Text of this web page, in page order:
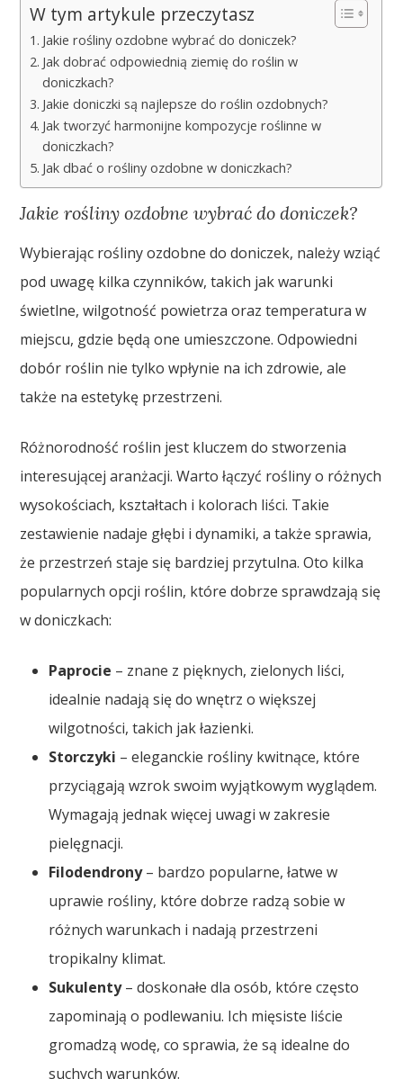
W tym artykule przeczytasz
Jakie rośliny ozdobne wybrać do doniczek?
Jak dobrać odpowiednią ziemię do roślin w
doniczkach?
Jakie doniczki są najlepsze do roślin ozdobnych?
Jak tworzyć harmonijne kompozycje roślinne w
doniczkach?
Jak dbać o rośliny ozdobne w doniczkach?
Jakie rośliny ozdobne wybrać do doniczek?
Wybierając rośliny ozdobne do doniczek, należy wziąć
pod uwagę kilka czynników, takich jak warunki
świetlne, wilgotność powietrza oraz temperatura w
miejscu, gdzie będą one umieszczone. Odpowiedni
dobór roślin nie tylko wpłynie na ich zdrowie, ale
także na estetykę przestrzeni.
Różnorodność roślin jest kluczem do stworzenia
interesującej aranżacji. Warto łączyć rośliny o różnych
wysokościach, kształtach i kolorach liści. Takie
zestawienie nadaje głębi i dynamiki, a także sprawia,
że przestrzeń staje się bardziej przytulna. Oto kilka
popularnych opcji roślin, które dobrze sprawdzają się
w doniczkach:
Paprocie – znane z pięknych, zielonych liści,
idealnie nadają się do wnętrz o większej
wilgotności, takich jak łazienki.
Storczyki – eleganckie rośliny kwitnące, które
przyciągają wzrok swoim wyjątkowym wyglądem.
Wymagają jednak więcej uwagi w zakresie
pielęgnacji.
Filodendrony– bardzo popularne, łatwe w
uprawie rośliny, które dobrze radzą sobie w
różnych warunkach i nadają przestrzeni
tropikalny klimat.
Sukulenty– doskonałe dla osób, które często
zapominają o podlewaniu. Ich mięsiste liście
gromadzą wodę, co sprawia, że są idealne do
suchych warunków.